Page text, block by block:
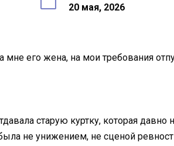
20 мая, 2026
его жена, на мои требования
старую куртку, которая давно
не унижением, не сценой